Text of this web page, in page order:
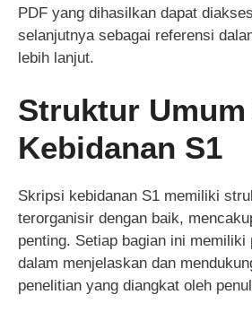
PDF yang dihasilkan dapat
selanjutnya sebagai referensi
lebih lanjut.
Struktur
Kebidanan S1
Skripsi kebidanan S1 memiliki
terorganisir dengan baik,
penting. Setiap bagian ini memiliki
dalam menjelaskan dan
penelitian yang diangkat oleh